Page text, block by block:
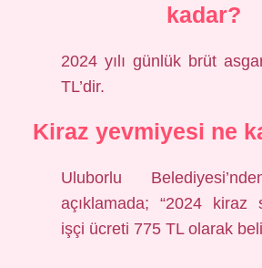
kadar?
2024 yılı günlük brüt
TL’dir.
Kiraz yevmiyesi ne
Uluborlu
açıklamada; “2024 kiraz
işçi ücreti 775 TL olarak